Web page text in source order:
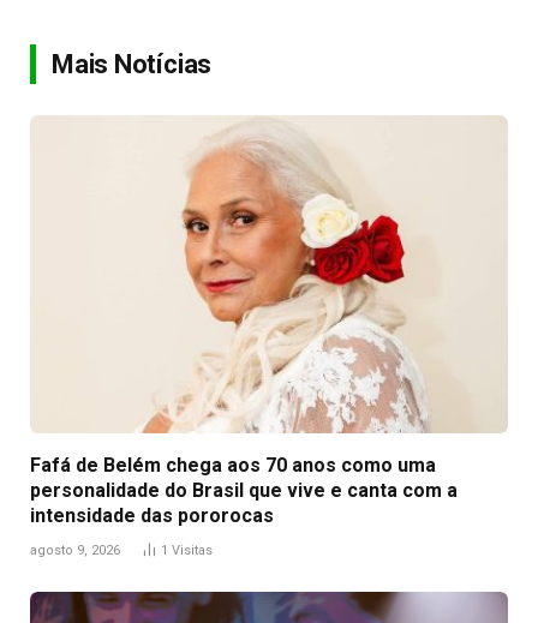
Mais Notícias
Fafá de Belém chega aos 70 anos como uma
personalidade do Brasil que vive e canta com a
intensidade das pororocas
agosto 9, 2026 1 Visitas